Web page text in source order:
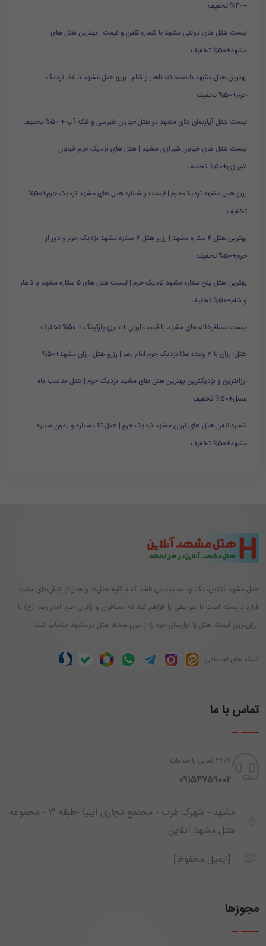
+40% تخفیف
لیست هتل های دولتی مشهد با شماره تلفن و قیمت | بهترین هتل های
مشهد+50% تخفیف
بهترین هتل مشهد با صبحانه، ناهار و شام | رزرو هتل مشهد با غذا نزدیک
حرم+50% تخفیف
لیست هتل آپارتمان های مشهد در هتل خیابان طبرسی و فلکه آب + 50% تخفیف
لیست هتل های خیابان شیرازی مشهد | هتل های نزدیک حرم خیابان
شیرازی+50% تخفیف
رزرو هتل مشهد نزدیک حرم | لیست و شماره هتل های مشهد نزدیک حرم+50%
تخفیف
بهترین هتل ۴ ستاره مشهد | رزرو هتل ۴ ستاره مشهد نزدیک حرم و دور از
حرم+50% تخفیف
بهترین هتل پنج ستاره مشهد نزدیک حرم | لیست هتل های ۵ ستاره مشهد با ناهار
و شام+50% تخفیف
لیست مسافرخانه های مشهد با قیمت ارزان + داری پارکینگ + 50% تخفیف
هتل ارزان با ۳ وعده غذا نزدیک حرم امام رضا | رزرو هتل ارزان مشهد+50%
ارزانترین و نزدیکترین بهترین هتل های مشهد نزدیک حرم | هتل مناسب ماه
عسل+50% تخفیف
شماره تلفن هتل های ارزان مشهد نزدیک حرم | هتل تک ستاره و بدون ستاره
مشهد+50% تخفیف
هتل مشهد آنلاین، یک وب‌سایت می باشد که با کلیه هتل‌ها و هتل‌آپارتمان‌های مشهد
قرارداد بسته است تا شرایطی را فراهم کند که مسافران و زائران حرم امام رضا (ع) با
ارزان‌ترین قیمت، هتل یا آپارتمان خود را از میان صدها هتل در مشهد انتخاب کنند.
شبکه های اجتماعی:
تماس با ما
24/7 تماس با خدمات
‪ 09154759002
مشهد - شهرک غرب - مجتمع تجاری ایلیا -طبقه 3 - مجموعه
هتل مشهد آنلاین
[ایمیل محفوظ]
مجوزها